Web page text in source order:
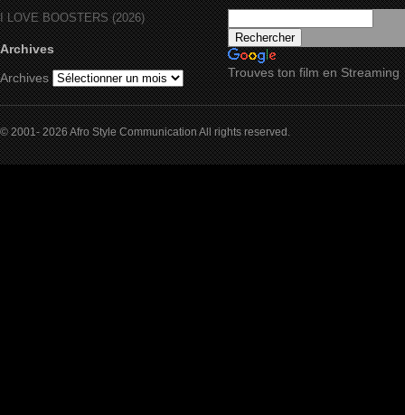
I LOVE BOOSTERS (2026)
Archives
Archives
Trouves ton film en Streaming
© 2001- 2026 Afro Style Communication All rights reserved.